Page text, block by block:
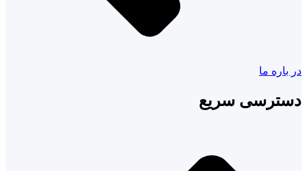
در باره ما
دسترسی سریع